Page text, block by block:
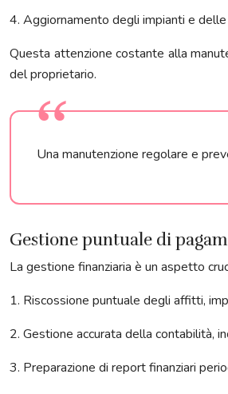
4. Aggiornamento degli impianti e
Questa attenzione costante alla
del proprietario.
Una manutenzione regolare e
Gestione puntuale di
La gestione finanziaria è un aspetto
1. Riscossione puntuale degli affitti,
2. Gestione accurata della contabilità,
3. Preparazione di report finanziari